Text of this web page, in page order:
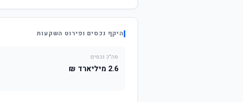
היקף נכסים ופירוט השקעות
סה"כ נכסים
2.6 מיליארד ₪